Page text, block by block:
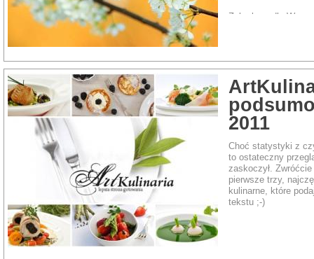
Zebrałam dla Was
2011
Choć statystyki z
to ostateczny
zaskoczył.
pierwsze trzy,
kulinarne, które
tekstu ;-)